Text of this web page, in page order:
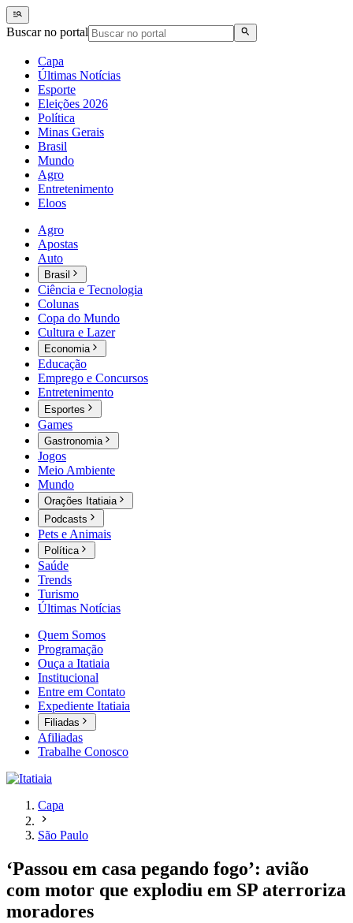
Buscar no portal
Capa
Últimas Notícias
Esporte
Eleições 2026
Política
Minas Gerais
Brasil
Mundo
Agro
Entretenimento
Eloos
Agro
Apostas
Auto
Brasil
Ciência e Tecnologia
Colunas
Copa do Mundo
Cultura e Lazer
Economia
Educação
Emprego e Concursos
Entretenimento
Esportes
Games
Gastronomia
Jogos
Meio Ambiente
Mundo
Orações Itatiaia
Podcasts
Pets e Animais
Política
Saúde
Trends
Turismo
Últimas Notícias
Quem Somos
Programação
Ouça a Itatiaia
Institucional
Entre em Contato
Expediente Itatiaia
Filiadas
Afiliadas
Trabalhe Conosco
Capa
São Paulo
‘Passou em casa pegando fogo’: avião
com motor que explodiu em SP aterroriza
moradores